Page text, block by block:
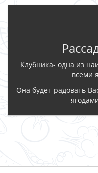
Клубника- одна из
всеми
Она будет радовать